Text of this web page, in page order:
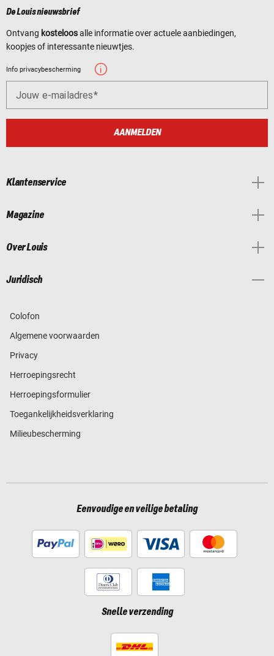
De Louis nieuwsbrief
Ontvang kosteloosalle informatie over actuele aanbiedingen,
koopjes of interessante nieuwtjes.
Info privacybescherming
Jouw e-mailadres
AANMELDEN
Klantenservice
Magazine
Over Louis
Juridisch
Colofon
Algemene voorwaarden
Privacy
Herroepingsrecht
Herroepingsformulier
Toegankelijkheidsverklaring
Milieubescherming
Eenvoudige en veilige betaling
Snelle verzending